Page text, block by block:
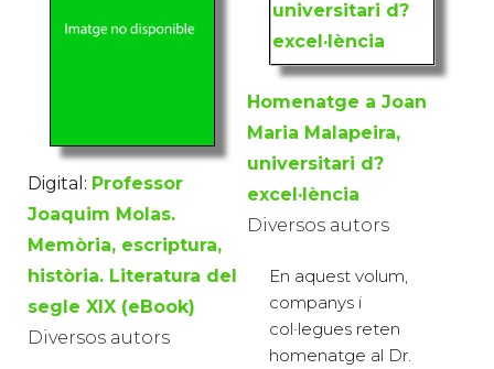
Digital: Professor
Joaquim Molas.
Memòria, escriptura,
història. Literatura del
segle XIX (eBook)
Diversos autors
Homenatge a Joan
Maria Malapeira,
universitari d?
excel·lència
Diversos autors
En aquest volum,
companys i
col·legues reten
homenatge al Dr.